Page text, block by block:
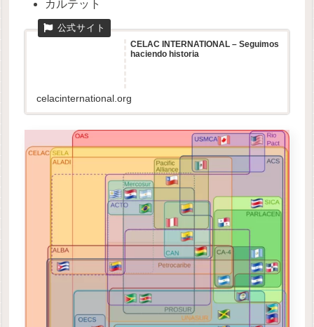
カルテット
CELAC INTERNATIONAL – Seguimos
haciendo historia
celacinternational.org